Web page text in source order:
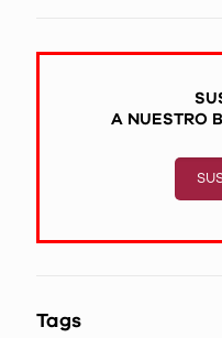
A NUESTRO
Tags